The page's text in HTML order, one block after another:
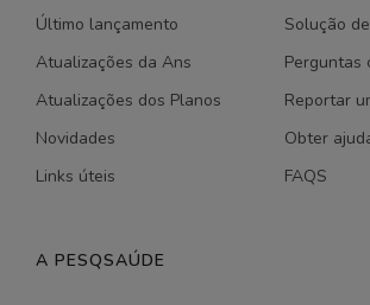
Último lançamento
Atualizações da Ans
Atualizações dos Planos
Novidades
Links úteis
Solução
Perguntas
Reportar
Obter
FAQS
A PESQSAÚDE